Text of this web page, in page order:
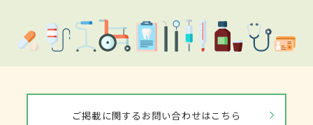
ご掲載に関するお問い合わせはこちら